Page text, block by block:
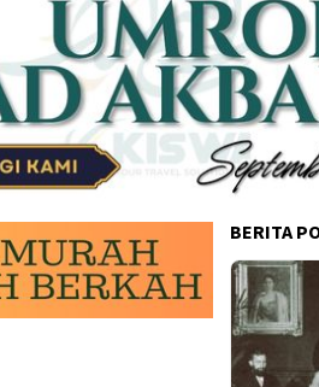
BERITA